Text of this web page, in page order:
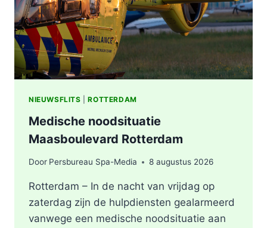
NIEUWSFLITS |ROTTERDAM
Medische noodsituatie
Maasboulevard Rotterdam
Door Persbureau Spa-Media 8 augustus 2026
Rotterdam – In de nacht van vrijdag op
zaterdag zijn de hulpdiensten gealarmeerd
vanwege een medische noodsituatie aan